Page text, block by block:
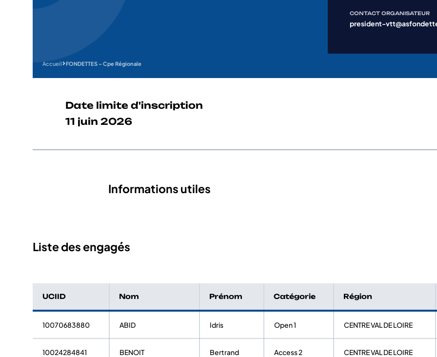
CONTACT ORGANISATEUR
president-
Accueil FONDETTES – Cpe Régionale
Date limite d'inscription
11 juin 2026
Informations utiles
Liste des engagés
UCIID Nom Prénom Catégorie Région
10070683880 ABID Idris Open 1 CENTRE VAL DE LOIRE
10024284841 BENOIT Bertrand Access 2 CENTRE VAL DE LOIRE